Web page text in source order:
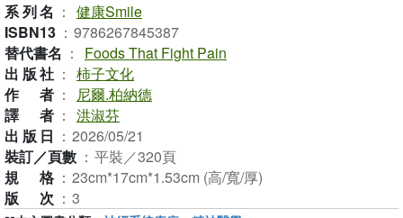
系列名 ： 健康Smile
ISBN13 ： 9786267845387
替代書名 ：
Foods That Fight Pain
出版社 ： 柿子文化
作者 ：
尼爾.柏納德
譯者 ： 洪淑芬
出版日 ： 2026/05/21
裝訂／頁數 ： 平裝／320頁
規格 ： 23cm*17cm*1.53cm (高/寬/厚)
版次 ： 3